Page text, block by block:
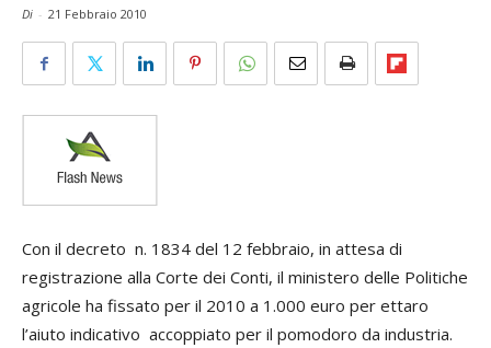
Di - 21 Febbraio 2010
Con il decreto n. 1834 del 12 febbraio, in attesa di
registrazione alla Corte dei Conti, il ministero delle Politiche
agricole ha fissato per il 2010 a 1.000 euro per ettaro
l’aiuto indicativo accoppiato per il pomodoro da industria.